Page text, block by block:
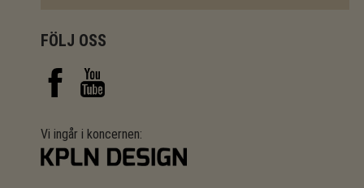
FÖLJ OSS
Vi ingår i koncernen: